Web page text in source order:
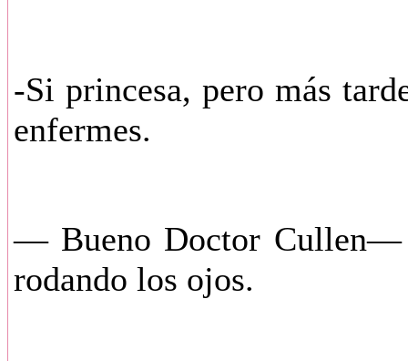
-Si princesa, pero más
enfermes.
— Bueno Doctor Cullen—
rodando los ojos.